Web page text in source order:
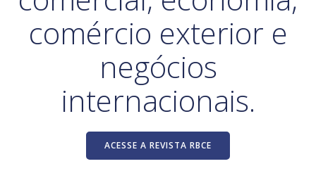
comércio exterior e
negócios
internacionais.
ACESSE A REVISTA RBCE